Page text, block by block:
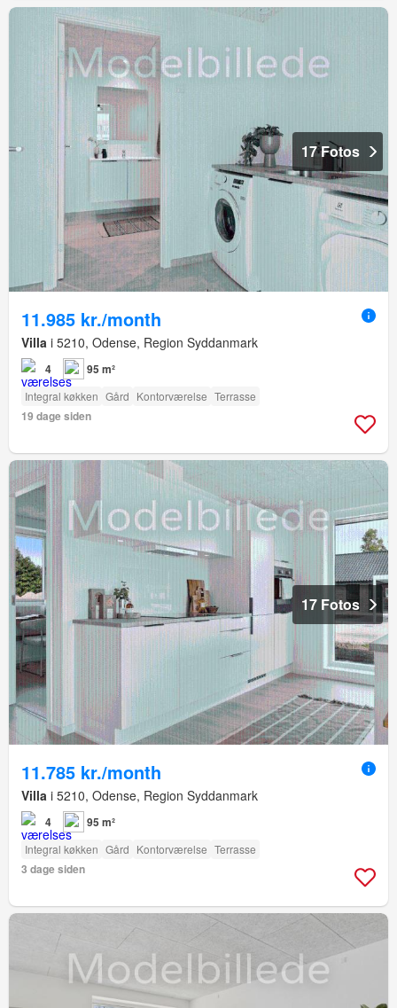
17 Fotos
11.985 kr./month
Villa i 5210, Odense, Region Syddanmark
4 95 m²
Integral køkken Gård Kontorværelse Terrasse
19 dage siden
17 Fotos
11.785 kr./month
Villa i 5210, Odense, Region Syddanmark
4 95 m²
Integral køkken Gård Kontorværelse Terrasse
3 dage siden